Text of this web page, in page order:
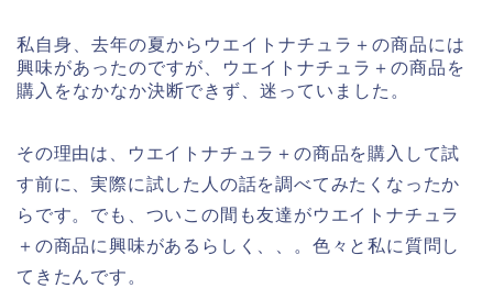
私自身、去年の夏からウエイトナチュラ＋の商品には
興味があったのですが、ウエイトナチュラ＋の商品を
購入をなかなか決断できず、迷っていました。
その理由は、ウエイトナチュラ＋の商品を購入して試
す前に、実際に試した人の話を調べてみたくなったか
らです。でも、ついこの間も友達がウエイトナチュラ
＋の商品に興味があるらしく、、。色々と私に質問し
てきたんです。